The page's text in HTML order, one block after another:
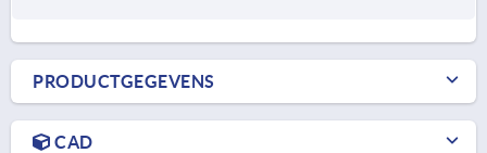
PRODUCTGEGEVENS
CAD